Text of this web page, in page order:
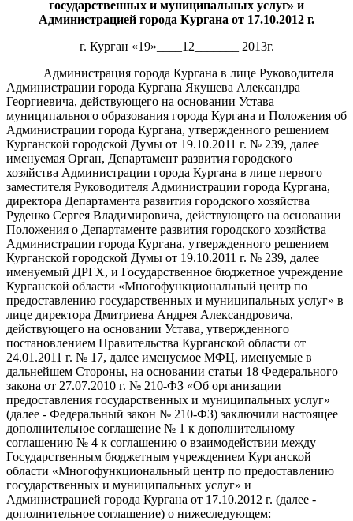
государственных и муниципальных услуг» и
Администрацией города Кургана от 17.10.2012 г.
г. Курган «19»____12_______ 2013г.
Администрация города Кургана в лице Руководителя
Администрации города Кургана Якушева Александра
Георгиевича, действующего на основании Устава
муниципального образования города Кургана и Положения об
Администрации города Кургана, утвержденного решением
Курганской городской Думы от 19.10.2011 г. № 239, далее
именуемая Орган, Департамент развития городского
хозяйства Администрации города Кургана в лице первого
заместителя Руководителя Администрации города Кургана,
директора Департамента развития городского хозяйства
Руденко Сергея Владимировича, действующего на основании
Положения о Департаменте развития городского хозяйства
Администрации города Кургана, утвержденного решением
Курганской городской Думы от 19.10.2011 г. № 239, далее
именуемый ДРГХ, и Государственное бюджетное учреждение
Курганской области «Многофункциональный центр по
предоставлению государственных и муниципальных услуг» в
лице директора Дмитриева Андрея Александровича,
действующего на основании Устава, утвержденного
постановлением Правительства Курганской области от
24.01.2011 г. № 17, далее именуемое МФЦ, именуемые в
дальнейшем Стороны, на основании статьи 18 Федерального
закона от 27.07.2010 г. № 210-ФЗ «Об организации
предоставления государственных и муниципальных услуг»
(далее - Федеральный закон № 210-ФЗ) заключили настоящее
дополнительное соглашение № 1 к дополнительному
соглашению № 4 к соглашению о взаимодействии между
Государственным бюджетным учреждением Курганской
области «Многофункциональный центр по предоставлению
государственных и муниципальных услуг» и
Администрацией города Кургана от 17.10.2012 г. (далее -
дополнительное соглашение) о нижеследующем: